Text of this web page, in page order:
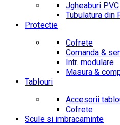
Jgheaburi PVC
Tubulatura din
Protectie
Cofrete
Comanda &
Intr. modulare
Masura &
Tablouri
Accesorii
Cofrete
Scule si imbracaminte